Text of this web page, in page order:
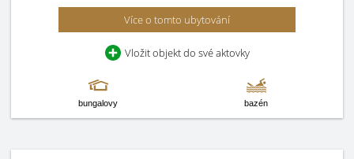
Více o tomto ubytování
Vložit objekt do své aktovky
bungalovy bazén